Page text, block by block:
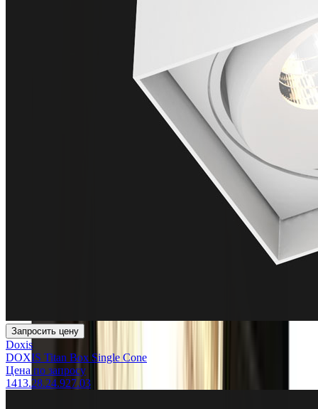
Запросить цену
Doxis
DOXIS Titan Box Single Cone
Цена по запросу
1413.28.24.927.03